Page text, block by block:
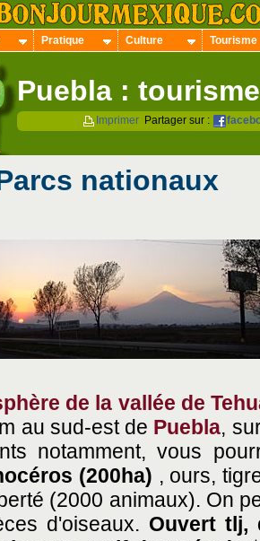
Pratique Culture Tourisme
Puebla : tourisme
Imprimer Partager sur :
nationaux
de la vallée de
au sud-est de Puebla,
notamment, vous
(200ha) , ours,
(2000 animaux). On
d'oiseaux. Ouvert tlj,